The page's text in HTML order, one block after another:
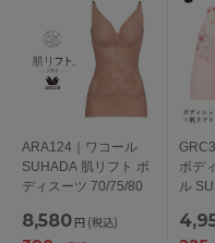
ARA124｜ワコール
SUHADA 肌リフト ボ
ディスーツ 70/75/80
8,580 円 (税込)
ボデ
ル
ドル